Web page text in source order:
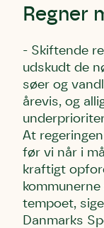
Regner
- Skiftende
udskudt de
søer og
årevis, og
At
før vi når i
kraftigt
tempoet,
Danmarks
som
Andet
og